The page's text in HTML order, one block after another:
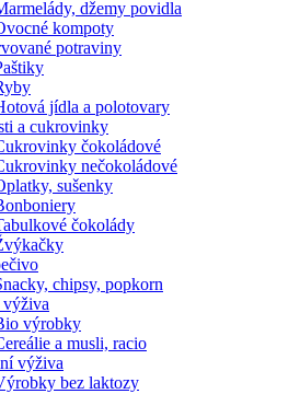
džemy povidla
kompoty
potraviny
jídla a polotovary
a cukrovinky
čokoládové
nečokoládové
sušenky
čokolády
chipsy, popkorn
výživa
výrobky
a musli, racio
výživa
bez laktozy